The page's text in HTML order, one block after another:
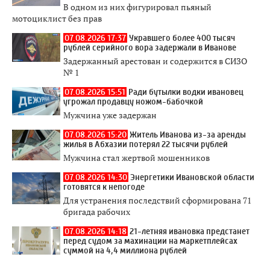
В одном из них фигурировал пьяный
мотоциклист без прав
07.08.2026 17:37 Укравшего более 400 тысяч
рублей серийного вора задержали в Иванове
Задержанный арестован и содержится в СИЗО
№ 1
07.08.2026 15:51 Ради бутылки водки ивановец
угрожал продавцу ножом-бабочкой
Мужчина уже задержан
07.08.2026 15:20 Житель Иванова из-за аренды
жилья в Абхазии потерял 22 тысячи рублей
Мужчина стал жертвой мошенников
07.08.2026 14:30 Энергетики Ивановской области
готовятся к непогоде
Для устранения последствий сформирована 71
бригада рабочих
07.08.2026 14:18 21-летняя ивановка предстанет
перед судом за махинации на маркетплейсах
суммой на 4,4 миллиона рублей